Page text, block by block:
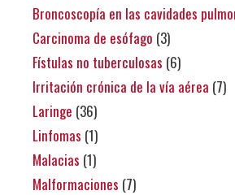
Broncoscopía en las cavidades
Carcinoma de esófago (3)
Fístulas no tuberculosas (6)
Irritación crónica de la vía aérea (7)
Laringe (36)
Linfomas (1)
Malacias (1)
Malformaciones (7)